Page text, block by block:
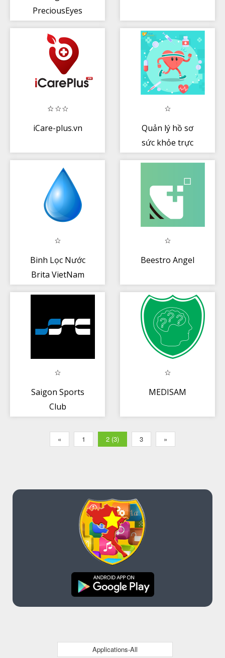
PreciousEyes
iCare-plus.vn
Quản lý hồ sơ
sức khỏe trực
Binh Lọc Nước
Brita VietNam
Beestro Angel
Saigon Sports
Club
MEDISAM
« 1 2 (3) 3 »
Applications-All